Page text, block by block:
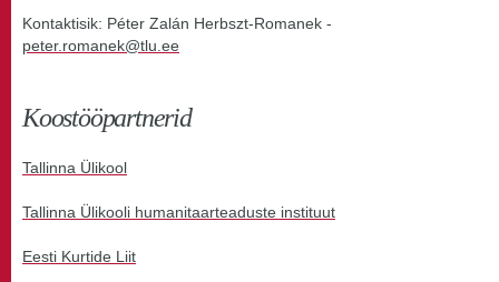
Kontaktisik: Péter Zalán Herbszt-Romanek -
peter.romanek@tlu.ee
Koostööpartnerid
Tallinna Ülikool
Tallinna Ülikooli humanitaarteaduste instituut
Eesti Kurtide Liit